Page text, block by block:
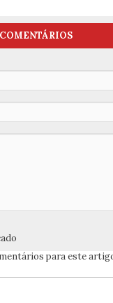
COMENTÁRIOS
para este